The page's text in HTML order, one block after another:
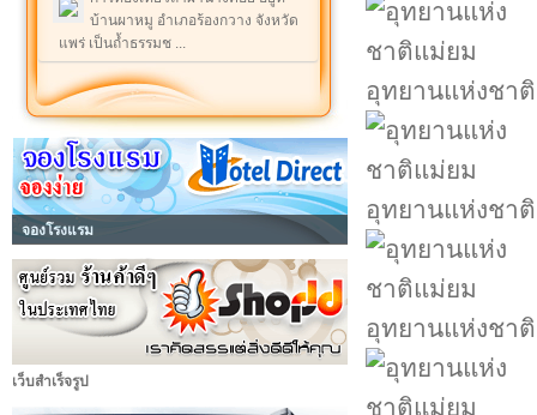
บ้านผาหมู อำเภอร้องกวาง จังหวัด
แพร่ เป็นถ้ำธรรมช ...
จองโรงแรม
เว็บสำเร็จรูป
อุทยานแห่งชา
อุทยานแห่งชา
อุทยานแห่งชา